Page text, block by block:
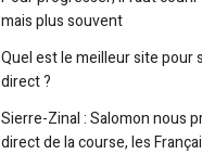
mais plus souvent
Quel est le meilleur site pour
direct ?
Sierre-Zinal : Salomon nous
direct de la course, les